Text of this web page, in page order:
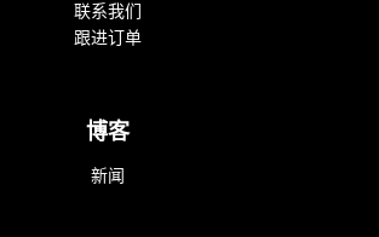
联系我们
跟进订单
博客
新闻